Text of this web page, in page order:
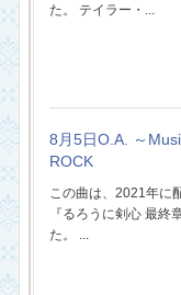
た。 テイラー・...
8月5日O.A. ～
ROCK
この曲は、2021年に
『るろうに剣心 最終
た。 ...